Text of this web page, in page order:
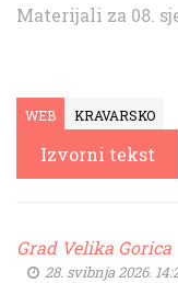
Materijali za 08.
WEB KRAVARSKO
Izvorni tekst
Grad Velika Gorica
28. svibnja 2026.